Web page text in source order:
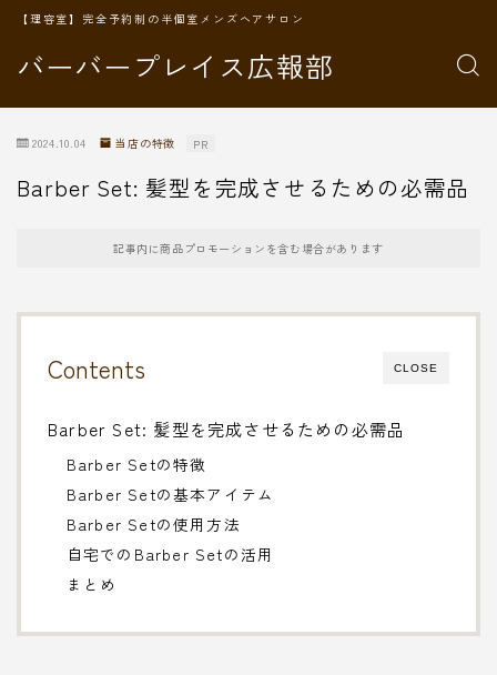
バーバープレイス広報部
【理容室】完全予約制の半個室メンズヘアサロン
2024.10.04 当店の特徴 PR
Barber Set: 髪型を完成させるための必需品
記事内に商品プロモーションを含む場合があります
CLOSE
Contents
Barber Set: 髪型を完成させるための必需品
Barber Setの特徴
Barber Setの基本アイテム
Barber Setの使用方法
自宅でのBarber Setの活用
まとめ